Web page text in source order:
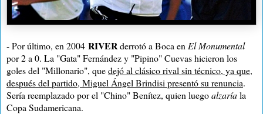
- Por último, en 2004 RIVERderrotó a Boca en El Monumental
por 2 a 0. La "Gata" Fernández y "Pipino" Cuevas hicieron los
goles del "Millonario", quedejó al clásico rival sin técnico, ya que,
después del partido, Miguel Ángel Brindisi presentó su renuncia.
Sería reemplazado por el "Chino" Benítez, quien luegoalzaríala
Copa Sudamericana.